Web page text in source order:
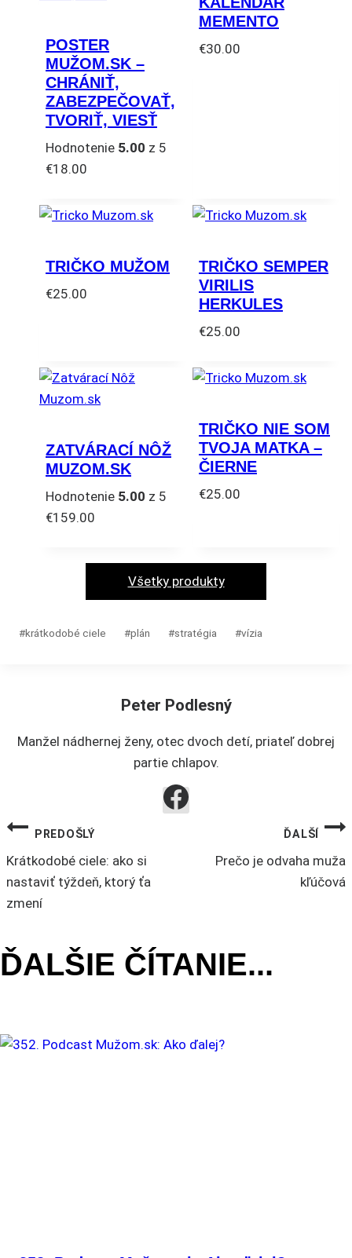
POSTER
MUŽOM.SK –
CHRÁNIŤ,
ZABEZPEČOVAŤ,
TVORIŤ, VIESŤ
Hodnotenie 5.00 z 5
€18.00
MEMENTO
€30.00
TRIČKO MUŽOM
€25.00
viacero
variantov.
si
môžete
na
stránke
TRIČKO SEMPER
VIRILIS
HERKULES
€25.00
produkt
variantov.
Možnosti
si
môžete
stránke
produktu.
ZATVÁRACÍ NÔŽ
MUZOM.SK
Hodnotenie 5.00 z 5
€159.00
TRIČKO NIE SOM
TVOJA MATKA –
ČIERNE
€25.00
viacero
variantov.
si
na
produktu.
Všetky produkty
#krátkodobé ciele #plán #stratégia #vízia
Peter Podlesný
Manžel nádhernej ženy, otec dvoch detí, priateľ dobrej
partie chlapov.
NAVIGÁCIA
V
PREDOŠLÝ
Krátkodobé ciele: ako si
nastaviť týždeň, ktorý ťa
zmení
ĎALŠÍ
Prečo je odvaha muža
kľúčová
ĎALŠIE ČÍTANIE...